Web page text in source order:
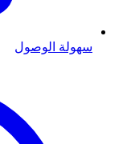
سهولة الوصول